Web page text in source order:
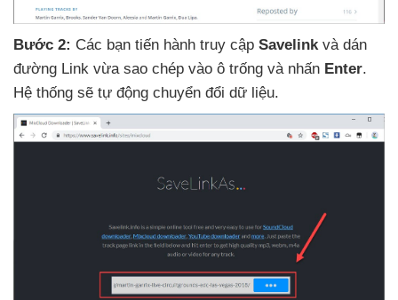
Bước 2: Các bạn tiến hành truy cập Savelink và dán
đường Link vừa sao chép vào ô trống và nhấn Enter.
Hệ thống sẽ tự động chuyển đổi dữ liệu.